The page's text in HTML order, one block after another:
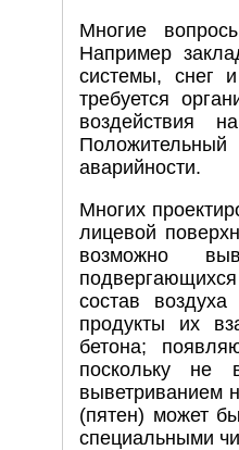
Многие
Например
системы, снег
требуется
воздействия
аварийности.
Многих
лицевой
возможно
состав
продукты их
бетона;
поскольку не
выветриванием
(пятен) может
специальными